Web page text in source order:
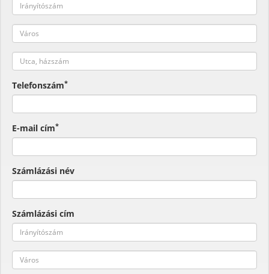
Telefonszám*
E-mail cím*
Számlázási név
Számlázási cím